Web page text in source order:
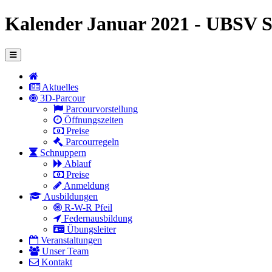
Kalender Januar 2021 - UBSV
Aktuelles
3D-Parcour
Parcourvorstellung
Öffnungszeiten
Preise
Parcourregeln
Schnuppern
Ablauf
Preise
Anmeldung
Ausbildungen
R-W-R Pfeil
Federnausbildung
Übungsleiter
Veranstaltungen
Unser Team
Kontakt